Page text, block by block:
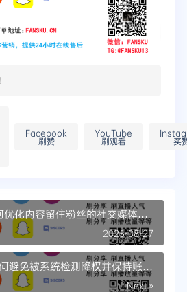
！
Facebook
刷赞
YouTube
刷观看 买
化内容留住粉丝的社交媒体内
2025-08-27
避免被系统检测降权并保持账号
Next »